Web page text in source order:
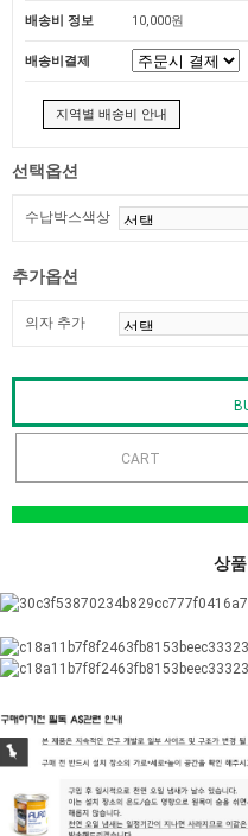
배송비 정보 10,000원
배송비결제
지역별 배송비 안내
선택옵션
수납박스색상
추가옵션
의자 추가
상